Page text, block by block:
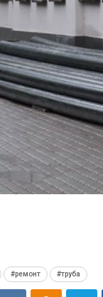
#ремонт #труба